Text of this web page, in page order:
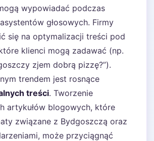
wypowiadać podczas
głosowych. Firmy
się na optymalizacji treści pod
klienci mogą zadawać (np.
zjem dobrą pizzę?”).
trendem jest rosnące
treści. Tworzenie
artykułów blogowych, które
związane z Bydgoszczą oraz
może przyciągnąć